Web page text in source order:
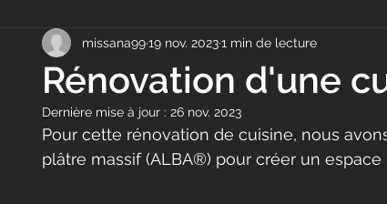
Rénovation d'une
missana9919 nov. 20231 min de lecture
Dernière mise à jour : 26 nov. 2023
Pour cette rénovation de cuisine, nous
plâtre massif (ALBA®) pour créer un espace